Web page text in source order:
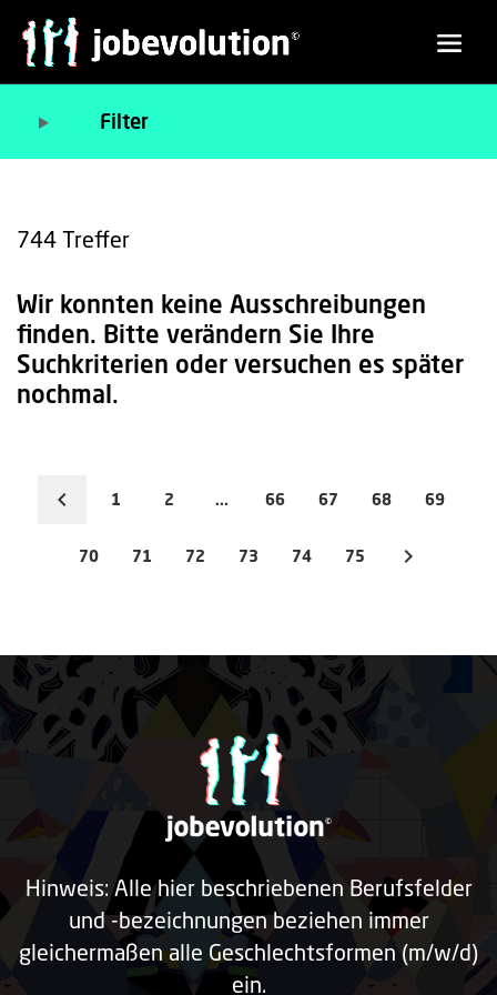
Filter
744 Treffer
Wir konnten keine Ausschreibungen
finden. Bitte verändern Sie Ihre
Suchkriterien oder versuchen es später
nochmal.
1 2 ... 66 67 68 69
70 71 72 73 74 75
Hinweis: Alle hier beschriebenen Berufsfelder
und -bezeichnungen beziehen immer
gleichermaßen alle Geschlechtsformen (m/w/d)
ein.